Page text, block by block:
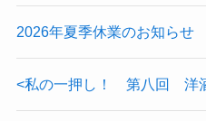
2026年夏季休業のお知らせ
<私の一押し！ 第八回 洋